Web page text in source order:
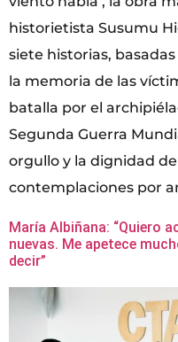
historietista Susumu
siete historias,
la memoria de las
batalla por el
Segunda Guerra
orgullo y la dignidad
contemplaciones por
María Albiñana: “Quiero
nuevas. Me apetece
decir”